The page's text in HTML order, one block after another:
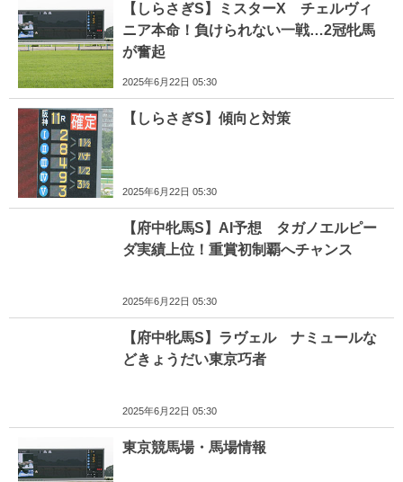
【しらさぎS】ミスターX チェルヴィ
ニア本命！負けられない一戦…2冠牝馬
が奮起
2025年6月22日 05:30
【しらさぎS】傾向と対策
2025年6月22日 05:30
【府中牝馬S】AI予想 タガノエルピー
ダ実績上位！重賞初制覇へチャンス
2025年6月22日 05:30
【府中牝馬S】ラヴェル ナミュールな
どきょうだい東京巧者
2025年6月22日 05:30
東京競馬場・馬場情報